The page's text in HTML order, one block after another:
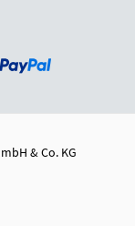
& Co. KG